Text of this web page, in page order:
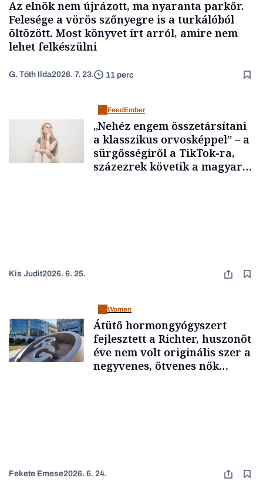
Az elnök nem újrázott, ma nyaranta parkőr.
Felesége a vörös szőnyegre is a turkálóból
öltözött. Most könyvet írt arról, amire nem
lehet felkészülni
G. Tóth Ilda2026. 7. 23. 11 perc
FeedEmber
„Nehéz engem összetársítani
a klasszikus orvosképpel” – a
sürgősségiről a TikTok-ra,
százezrek követik a magyar
Kis Judit2026. 6. 25.
Women
Átütő hormongyógyszert
fejlesztett a Richter, huszonöt
éve nem volt originális szer a
negyvenes, ötvenes nők
Fekete Emese2026. 6. 24.